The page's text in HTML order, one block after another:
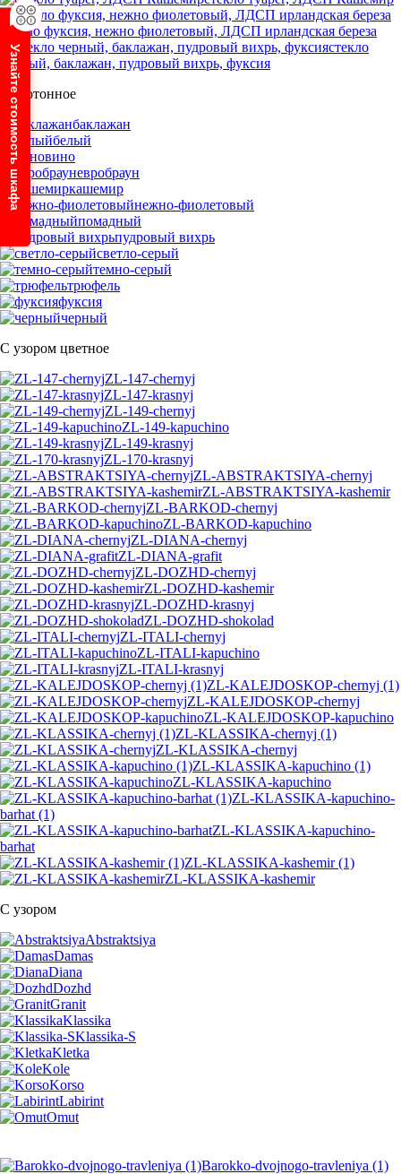
стекло фуксия, нежно фиолетовый, ЛДСП ирландская береза
стекло
черный, баклажан, пудровый вихрь, фуксия
Однотонное
баклажан
белый
вино
евробраун
кашемир
нежно-фиолетовый
помадный
пудровый вихрь
светло-серый
темно-серый
трюфель
фуксия
черный
С узором цветное
ZL-147-chernyj
ZL-147-krasnyj
ZL-149-chernyj
ZL-149-kapuchino
ZL-149-krasnyj
ZL-170-krasnyj
ZL-ABSTRAKTSIYA-chernyj
ZL-ABSTRAKTSIYA-kashemir
ZL-BARKOD-chernyj
ZL-BARKOD-kapuchino
ZL-DIANA-chernyj
ZL-DIANA-grafit
ZL-DOZHD-chernyj
ZL-DOZHD-kashemir
ZL-DOZHD-krasnyj
ZL-DOZHD-shokolad
ZL-ITALI-chernyj
ZL-ITALI-kapuchino
ZL-ITALI-krasnyj
ZL-KALEJDOSKOP-chernyj (1)
ZL-KALEJDOSKOP-chernyj
ZL-KALEJDOSKOP-kapuchino
ZL-KLASSIKA-chernyj (1)
ZL-KLASSIKA-chernyj
ZL-KLASSIKA-kapuchino (1)
ZL-KLASSIKA-kapuchino
ZL-KLASSIKA-kapuchino-
barhat (1)
ZL-KLASSIKA-kapuchino-
barhat
ZL-KLASSIKA-kashemir (1)
ZL-KLASSIKA-kashemir
С узором
Abstraktsiya
Damas
Diana
Dozhd
Granit
Klassika
Klassika-S
Kletka
Kole
Korso
Labirint
Omut
Barokko-dvojnogo-travleniya (1)
Узнайте стоимость шкафа